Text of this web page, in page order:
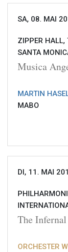
SA, 08. MAI
ZIPPER HALL,
SANTA
Musica
MARTIN
MABO
DI, 11. MAI
The
ORCHESTER